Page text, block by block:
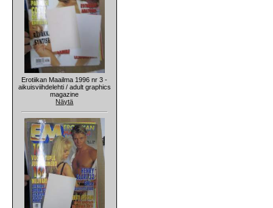
Erotiikan Maailma 1996 nr 3 -
aikuisviihdelehti / adult graphics
magazine
Näytä